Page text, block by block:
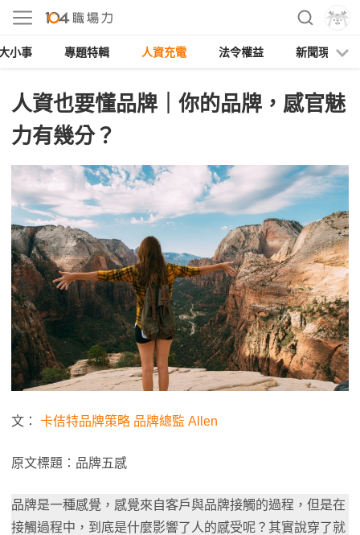
小事 專題特輯 人資充電 法令權益 新聞現場
人資也要懂品牌｜你的品牌，感官魅
力有幾分？
文： 卡佶特品牌策略 品牌總監 Allen
原文標題：品牌五感
品牌是一種感覺，感覺來自客戶與品牌接觸的過程，但是在
接觸過程中，到底是什麼影響了人的感受呢？其實說穿了就